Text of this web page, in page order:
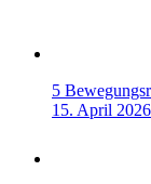
5
15. April 2026